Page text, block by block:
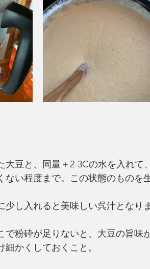
大豆と、同量＋2-3Cの水を入れて
ない程度まで。この状態のものを
少し入れると美味しい呉汁となり
で粉砕が足りないと、大豆の旨味
かくしておくこと。